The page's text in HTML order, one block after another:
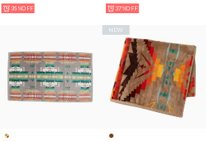
35%OFF 37%OFF
NEW